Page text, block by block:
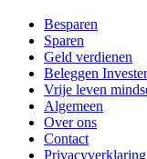
Besparen
Sparen
Geld verdienen
Beleggen
Vrije leven
Algemeen
Over ons
Contact
Privacyverklaring